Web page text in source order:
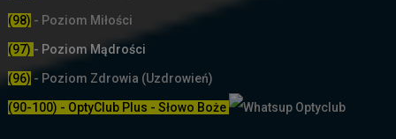
(98) - Poziom Miłości
(97) - Poziom Mądrości
(96) - Poziom Zdrowia (Uzdrowień)
(90-100) - OptyClub Plus - Słowo Boże